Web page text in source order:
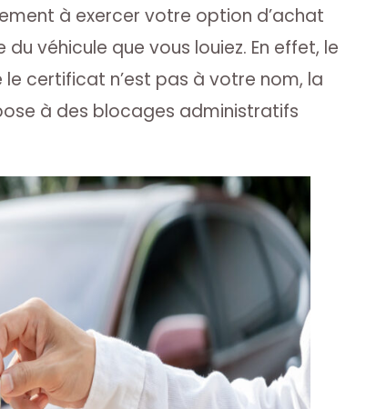
à exercer votre option d’achat
véhicule que vous louiez. En effet, le
certificat n’est pas à votre nom, la
à des blocages administratifs